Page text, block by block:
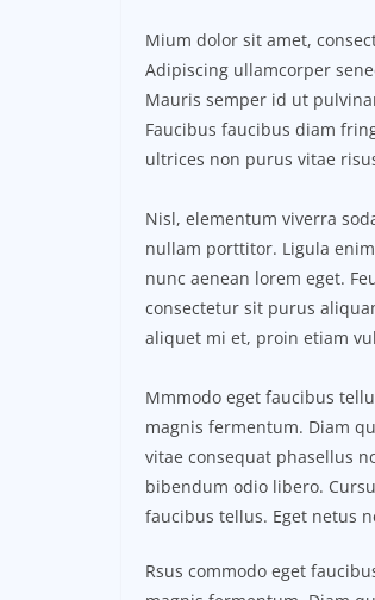
Mium dolor sit amet,
Adipiscing ullamcorper
Mauris semper id ut
Faucibus faucibus diam
ultrices non purus vitae
Nisl, elementum viverra
nullam porttitor. Ligula
nunc aenean lorem eget.
consectetur sit purus
aliquet mi et, proin etiam
Mmmodo eget faucibus
magnis fermentum. Diam
vitae consequat phasellus
bibendum odio libero.
faucibus tellus. Eget netus
Rsus commodo eget